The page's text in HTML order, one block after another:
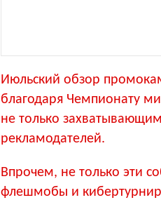
Июльский обзор
благодаря Чемпионату
не только
рекламодателей.
Впрочем, не только эти
флешмобы и